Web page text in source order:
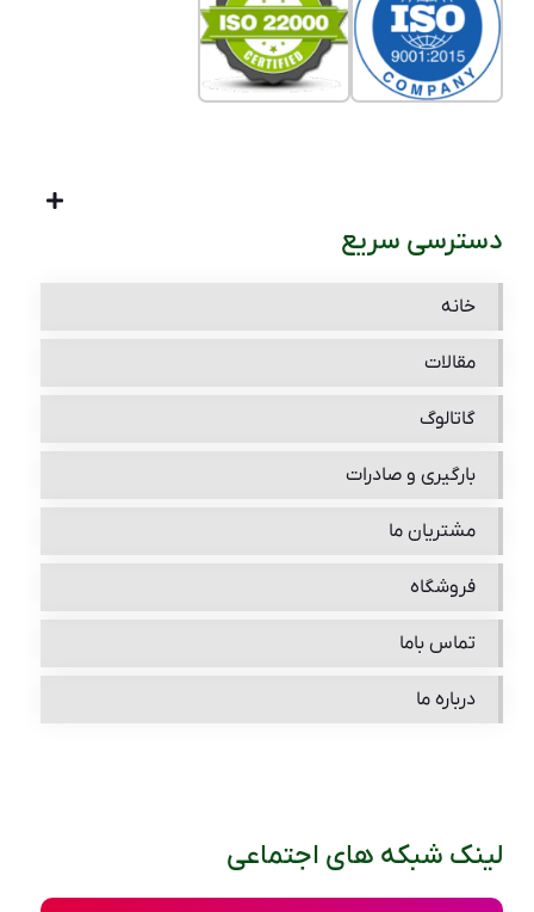
دسترسی سریع
خانه
مقالات
گاتالوگ
بارگیری و صادرات
مشتریان ما
فروشگاه
تماس باما
درباره ما
لینک شبکه های اجتماعی